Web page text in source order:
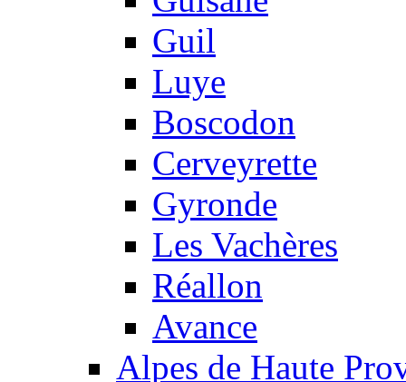
Guil
Luye
Boscodon
Cerveyrette
Gyronde
Les Vachères
Réallon
Avance
Alpes de Haute